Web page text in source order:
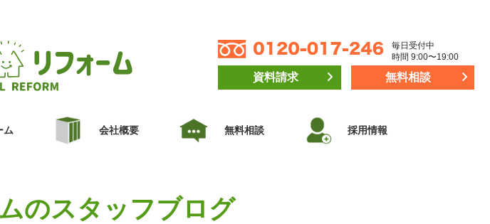
毎日受付中
時間 9:00〜19:00
資料請求 無料相談
ム 会社概要 無料相談 採用情報
のスタッフブログ